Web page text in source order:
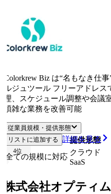
Biz は“名もなき仕事
ジュツール フリーアドレス
、スケジュール調整や会議室
雑な業務を改善可能
従業員規模・提供形態
従業員規模
提供形態
ての規模に対応
クラウド
SaaS
リストに追加する 詳細を見る
位
式会社オプティム